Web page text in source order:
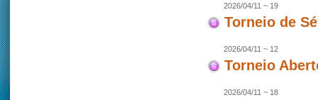
2026/04/11 ~ 19
Torneio de
2026/04/11 ~ 12
Torneio
2026/04/11 ~ 18